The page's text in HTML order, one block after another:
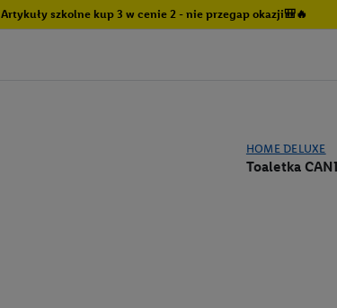
Artykuły szkolne kup 3 w cenie 2 - nie przegap okazji🎒🔥
HOME DELUXE
Toaletka